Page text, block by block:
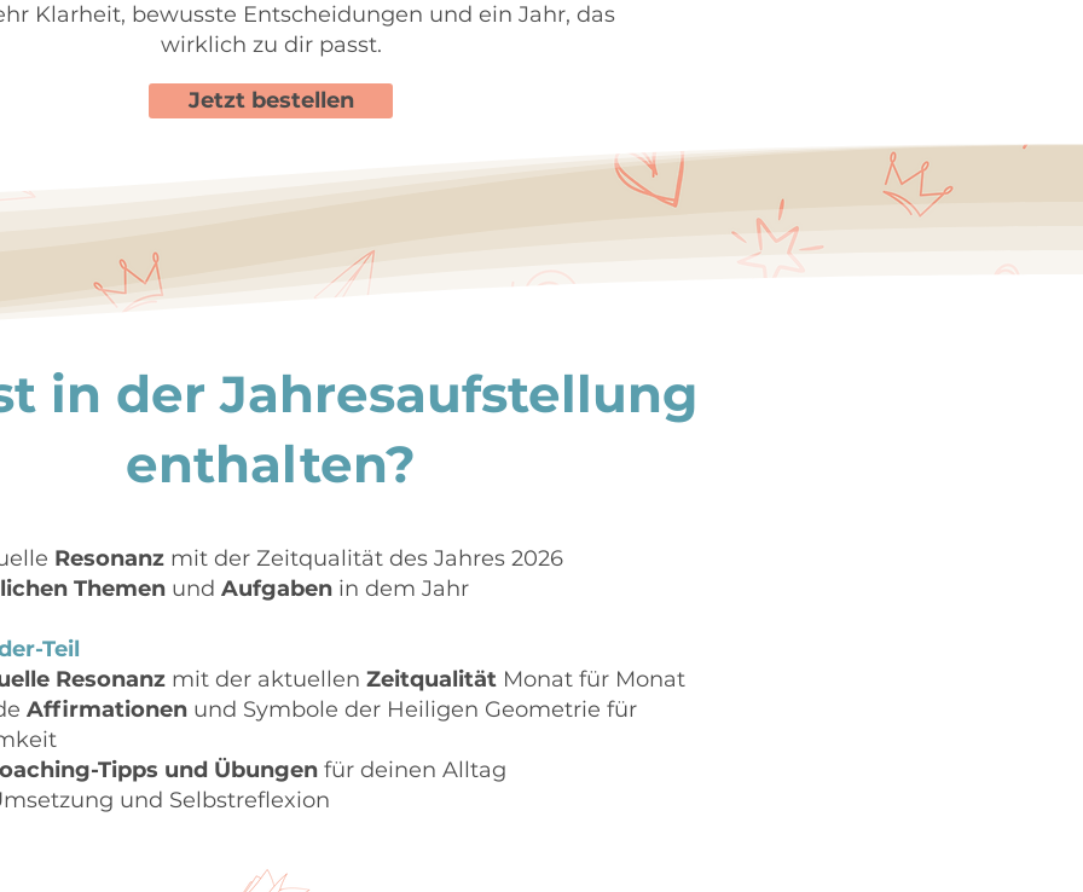
Klarheit, bewusste Entscheidungen und ein Jahr, das
wirklich zu dir passt.
Jetzt bestellen
in der Jahresaufstellung
enthalten?
Resonanz mit der Zeitqualität des Jahres 2026
Themen und Aufgaben in dem Jahr
Teil
Resonanz mit der aktuellen Zeitqualität Monat für Monat
Affirmationen und Symbole der Heiligen Geometrie für
Tipps und Übungen für deinen Alltag
und Selbstreflexion